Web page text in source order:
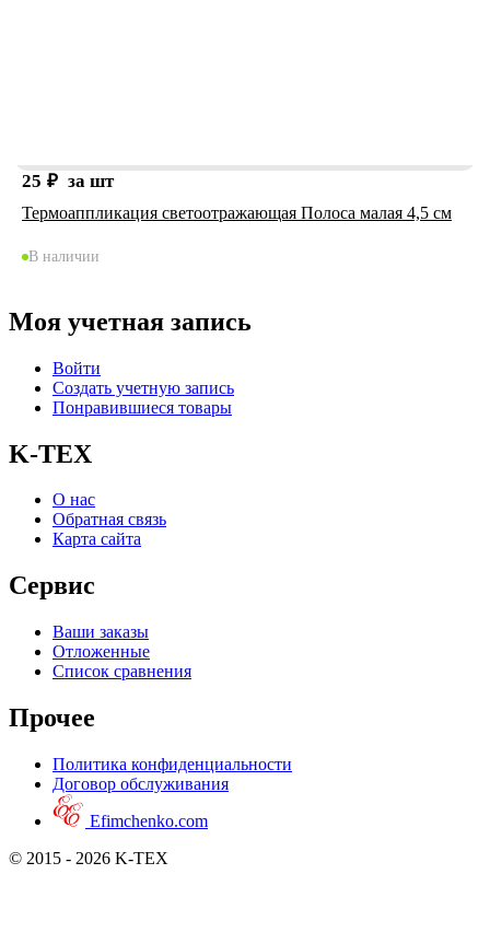
25 ₽ за шт
Термоаппликация светоотражающая Полоса малая 4,5 см
В наличии
Моя учетная запись
Войти
Создать учетную запись
Понравившиеся товары
K-TEX
О нас
Обратная связь
Карта сайта
Сервис
Ваши заказы
Отложенные
Список сравнения
Прочее
Политика конфиденциальности
Договор обслуживания
Efimchenko.com
© 2015 - 2026 K-TEX